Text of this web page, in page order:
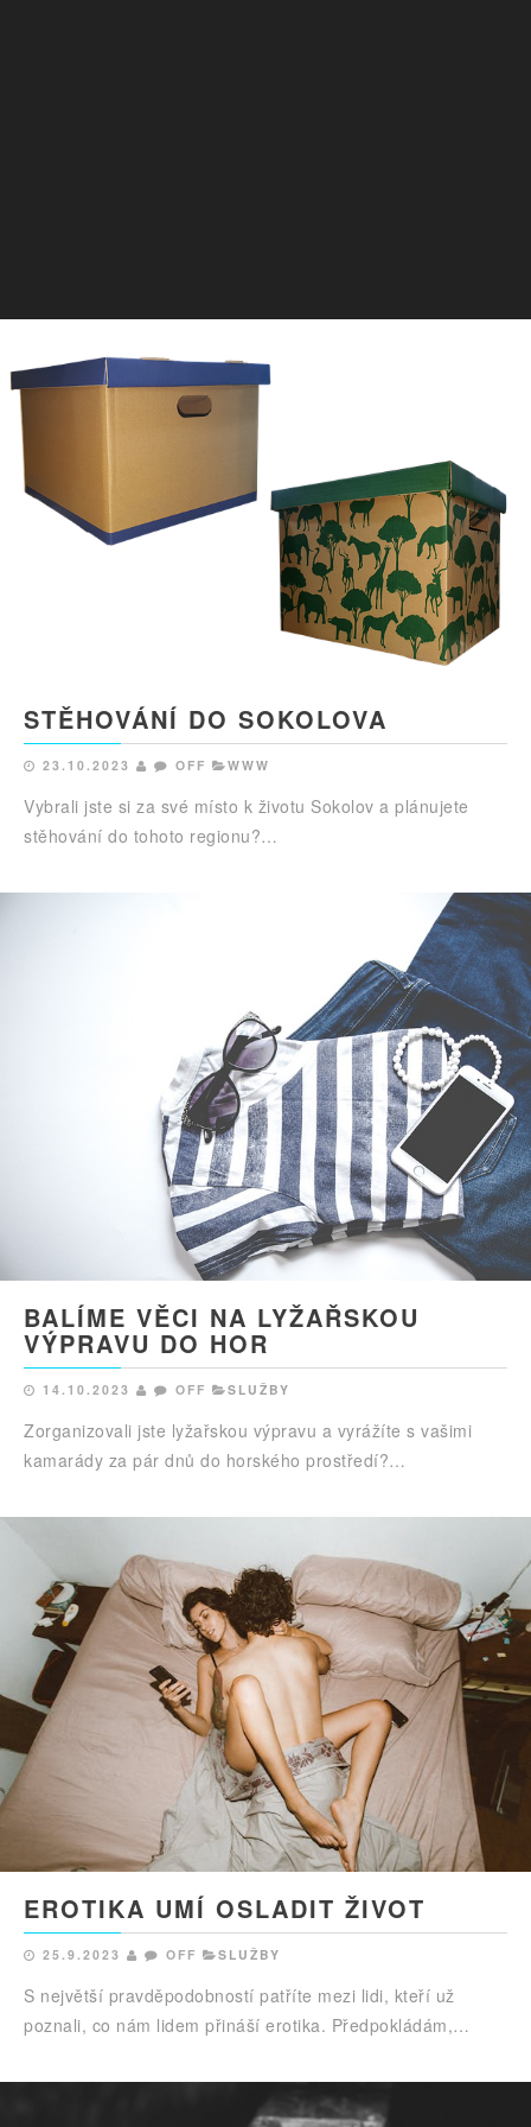
STĚHOVÁNÍ DO SOKOLOVA
23.10.2023 OFF WWW
Vybrali jste si za své místo k životu Sokolov a plánujete
stěhování do tohoto regionu?…
BALÍME VĚCI NA LYŽAŘSKOU
VÝPRAVU DO HOR
14.10.2023 OFF SLUŽBY
Zorganizovali jste lyžařskou výpravu a vyrážíte s vašimi
kamarády za pár dnů do horského prostředí?…
EROTIKA UMÍ OSLADIT ŽIVOT
25.9.2023 OFF SLUŽBY
S největší pravděpodobností patříte mezi lidi, kteří už
poznali, co nám lidem přináší erotika. Předpokládám,…